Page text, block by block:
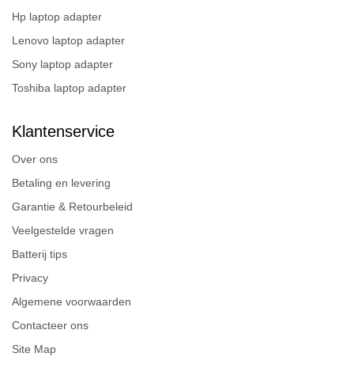
Hp laptop adapter
Lenovo laptop adapter
Sony laptop adapter
Toshiba laptop adapter
Klantenservice
Over ons
Betaling en levering
Garantie & Retourbeleid
Veelgestelde vragen
Batterij tips
Privacy
Algemene voorwaarden
Contacteer ons
Site Map